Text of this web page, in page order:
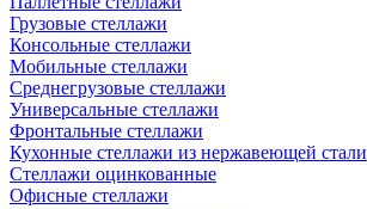
Грузовые стеллажи
Консольные стеллажи
Мобильные стеллажи
Среднегрузовые стеллажи
Универсальные стеллажи
Фронтальные стеллажи
Кухонные стеллажи из нержавеющей стали
Стеллажи оцинкованные
Офисные стеллажи